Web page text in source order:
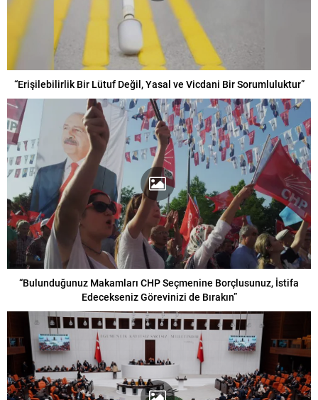
“Erişilebilirlik Bir Lütuf Değil, Yasal ve Vicdani Bir Sorumluluktur”
“Bulunduğunuz Makamları CHP Seçmenine Borçlusunuz, İstifa
Edecekseniz Görevinizi de Bırakın”